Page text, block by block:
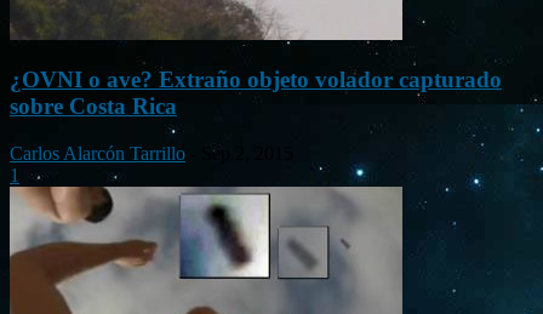
¿OVNI o ave? Extraño objeto volador capturado
sobre Costa Rica
Carlos Alarcón Tarrillo
Sep 2, 2015
1